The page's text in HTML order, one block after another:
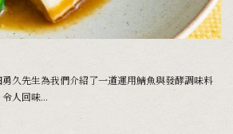
勇久先生為我們介紹了一道運用鯖魚與發酵調味料
人回味...